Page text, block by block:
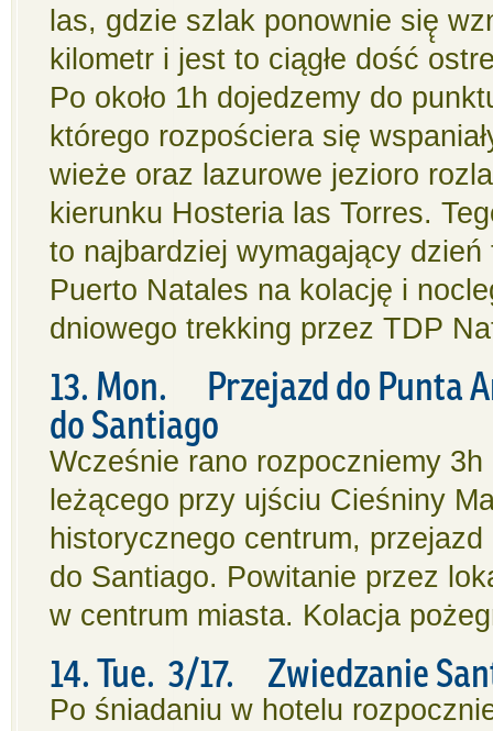
las, gdzie szlak ponownie się̨
kilometr i jest to ciągłe dość
Po około 1h dojedzemy do
którego rozpościera się
wieże oraz lazurowe jezioro
kierunku Hosteria las Torres.
to najbardziej wymagający
Puerto Natales na kolację i
dniowego trekking przez TDP
13. Mon. Przejazd do Punta
do Santiago
Wcześnie rano rozpoczniemy
leżącego przy ujściu Cieśniny
historycznego centrum,
do Santiago. Powitanie przez
w centrum miasta. Kolacja
14. Tue. 3/17. Zwiedzanie
Po śniadaniu w hotelu